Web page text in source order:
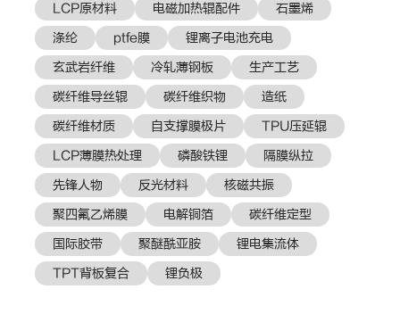
LCP原材料
电磁加热辊配件
石墨烯
涤纶
ptfe膜
锂离子电池充电
玄武岩纤维
冷轧薄钢板
生产工艺
碳纤维导丝辊
碳纤维织物
造纸
碳纤维材质
自支撑膜极片
TPU压延辊
LCP薄膜热处理
磷酸铁锂
隔膜纵拉
先锋人物
反光材料
核磁共振
聚四氟乙烯膜
电解铜箔
碳纤维定型
国际胶带
聚醚酰亚胺
锂电集流体
TPT背板复合
锂负极